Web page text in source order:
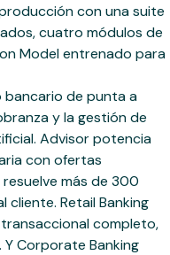
con una suite
cuatro módulos de
Model entrenado para
bancario de punta a
y la gestión de
Advisor potencia
con ofertas
más de 300
Retail Banking
completo,
Corporate Banking